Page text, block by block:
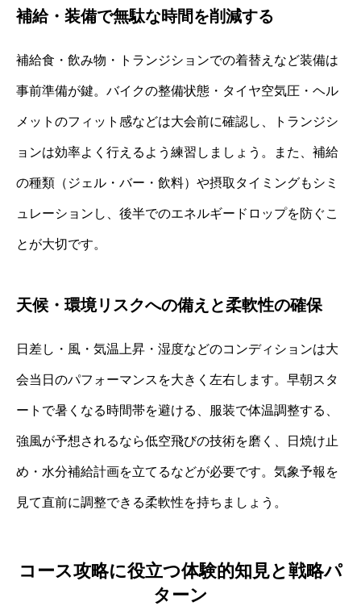
補給・装備で無駄な時間を削減する
補給食・飲み物・トランジションでの着替えなど装備は
事前準備が鍵。バイクの整備状態・タイヤ空気圧・ヘル
メットのフィット感などは大会前に確認し、トランジシ
ョンは効率よく行えるよう練習しましょう。また、補給
の種類（ジェル・バー・飲料）や摂取タイミングもシミ
ュレーションし、後半でのエネルギードロップを防ぐこ
とが大切です。
天候・環境リスクへの備えと柔軟性の確保
日差し・風・気温上昇・湿度などのコンディションは大
会当日のパフォーマンスを大きく左右します。早朝スタ
ートで暑くなる時間帯を避ける、服装で体温調整する、
強風が予想されるなら低空飛びの技術を磨く、日焼け止
め・水分補給計画を立てるなどが必要です。気象予報を
見て直前に調整できる柔軟性を持ちましょう。
コース攻略に役立つ体験的知見と戦略パ
ターン